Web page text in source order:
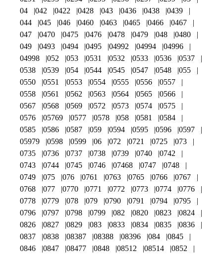
04
042 0422 0428 043 0436 0438
0439
044
045 046 0460 0463 0465 0466
0467
047
0470 0475 0476 0478 0479 048
0480
049
0493 0494 0495 04992 04994
04996
04998
052 053 0531 0532 0533 0536
0537
0538
0539 054 0544 0545 0547 0548
055
0550
0551 0553 0554 0555 0556
0557
0558
0561 0562 0563 0564 0565
0566
0567
0568 0569 0572 0573 0574
0575
0576
05769 0577 0578 058 0581
0584
0585
0586 0587 059 0594 0595 0596
0597
05979
0598 0599 06 072 0721 0725
073
0735
0736 0737 0738 0739 0740
0742
0743
0744 0745 0746 07468 0747
0748
0749
075 076 0761 0763 0765 0766
0767
0768
077 0770 0771 0772 0773 0774
0776
0778
0779 078 079 0790 0791 0794
0795
0796
0797 0798 0799 082 0820 0823
0824
0826
0827 0829 083 0833 0834 0835
0836
0837
0838 08387 08388 08396 084
0845
0846
0847 08477 0848 08512 08514
0852